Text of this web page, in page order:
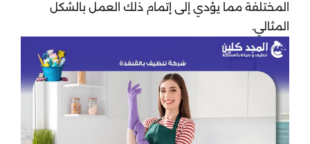
المختلفة مما يؤدي إلى إتمام ذلك العمل بالشكل
المثالي.